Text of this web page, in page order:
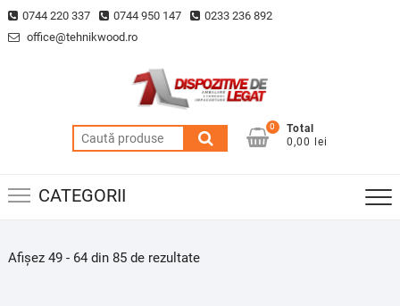
Skip
to
0744 220 337 0744 950 147
0233 236 892
office@tehnikwood.ro
Caută
după:
0
Total
0,00 lei
CATEGORII
Afișez 49 - 64 din 85 de rezultate